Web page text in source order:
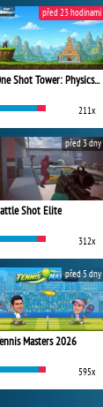
One Shot Tower: Physics Destroyer
211x
před 23 hodinami
Shot Elite
312x
před 3 dny
Masters 2026
595x
před 5 dny